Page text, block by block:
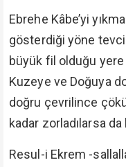
Ebrehe Kâbe’yi
gösterdiği yöne
büyük fil olduğu
Kuzeye ve Doğuya
doğru çevrilince
kadar zorladılarsa da
Resul-i Ekrem -